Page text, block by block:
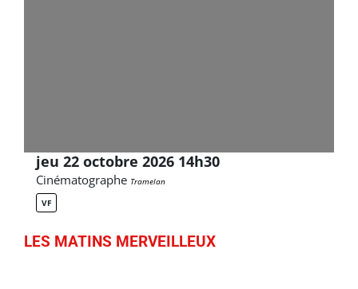
jeu 22 octobre 2026 14h30
Cinématographe Tramelan
VF
LES MATINS MERVEILLEUX